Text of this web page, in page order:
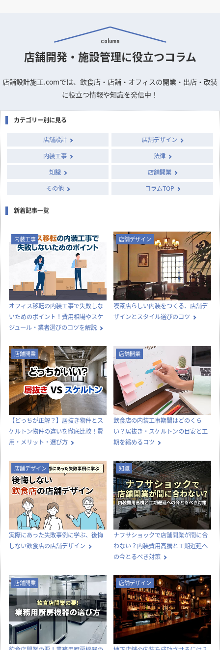
column
店舗開発・施設管理に役立つコラム
店舗設計施工.comでは、飲食店・店舗・オフィスの開業・出店・改装
に役立つ情報や知識を発信中！
カテゴリー別に見る
店舗設計
店舗デザイン
内装工事
法律
知識
店舗開業
その他
コラムTOP
新着記事一覧
内装工事
オフィス移転の内装工事で失敗しな
いためのポイント！費用相場やスケ
ジュール・業者選びのコツを解説
店舗デザイン
喫茶店らしい内装をつくる、店舗デ
ザインとスタイル選びのコツ
店舗開業
【どっちが正解？】居抜き物件とス
ケルトン物件の違いを徹底比較！費
用・メリット・選び方
店舗開業
飲食店の内装工事期間はどのくら
い？居抜き・スケルトンの目安と工
期を縮めるコツ
店舗デザイン
実際にあった失敗事例に学ぶ、後悔
しない飲食店の店舗デザイン
知識
ナフサショックで店舗開業が間に合
わない？内装費用高騰と工期遅延へ
の今とるべき対策
店舗開業 店舗デザイン